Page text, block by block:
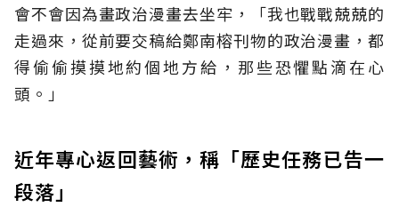
會不會因為畫政治漫畫去坐牢，「我也戰戰兢兢的
走過來，從前要交稿給鄭南榕刊物的政治漫畫，都
得偷偷摸摸地約個地方給，那些恐懼點滴在心
頭。」
近年專心返回藝術，稱「歷史任務已告一
段落」